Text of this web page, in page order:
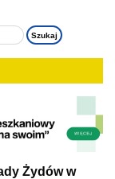
Żydów w